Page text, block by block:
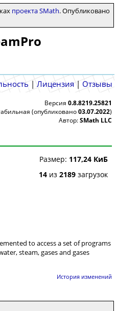
проекта SMath. Опубликовано
| Лицензия | Отзывы
Версия 0.8.8219.25821
(опубликовано03.07.2022)
Автор:SMath LLC
Размер: 117,24 КиБ
14 из 2189 загрузок
to access a set of programs
steam, gases and gases
История изменений